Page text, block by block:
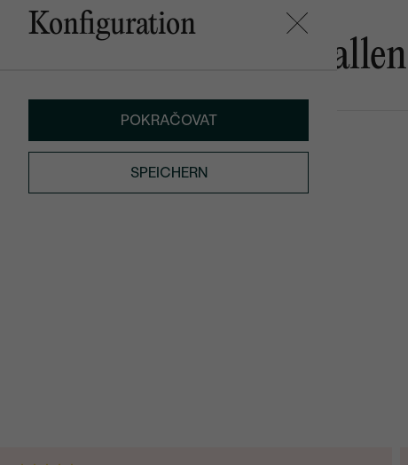
Konfiguration
POKRAČOVAT
SPEICHERN
Das könnte Ihnen gefallen
Zirkonia
AUF LAGER